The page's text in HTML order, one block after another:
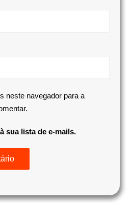
neste navegador para a
sua lista de e-mails.